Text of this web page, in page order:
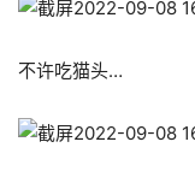
不许吃猫头…